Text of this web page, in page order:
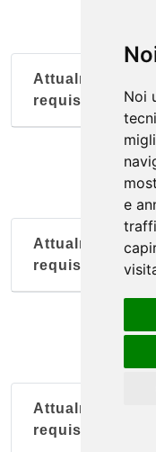
Noi
e
Attualmente
requisiti
Attualmente
requisiti
Attualmente
requisiti